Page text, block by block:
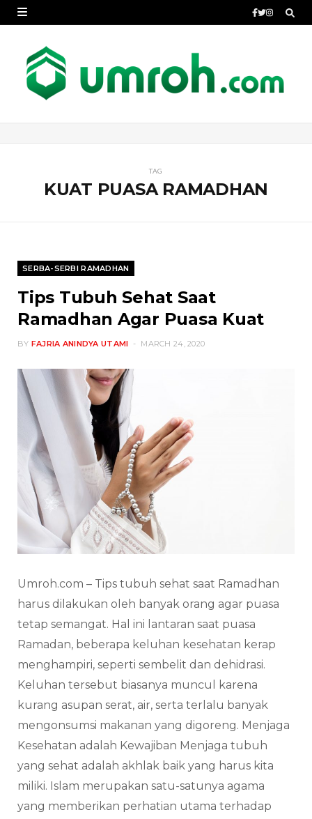
TAG
KUAT PUASA RAMADHAN
SERBA-SERBI RAMADHAN
Tips Tubuh Sehat Saat
Ramadhan Agar Puasa Kuat
BY FAJRIA ANINDYA UTAMI MARCH 24, 2020
Umroh.com – Tips tubuh sehat saat Ramadhan
harus dilakukan oleh banyak orang agar puasa
tetap semangat. Hal ini lantaran saat puasa
Ramadan, beberapa keluhan kesehatan kerap
menghampiri, seperti sembelit dan dehidrasi.
Keluhan tersebut biasanya muncul karena
kurang asupan serat, air, serta terlalu banyak
mengonsumsi makanan yang digoreng. Menjaga
Kesehatan adalah Kewajiban Menjaga tubuh
yang sehat adalah akhlak baik yang harus kita
miliki. Islam merupakan satu-satunya agama
yang memberikan perhatian utama terhadap